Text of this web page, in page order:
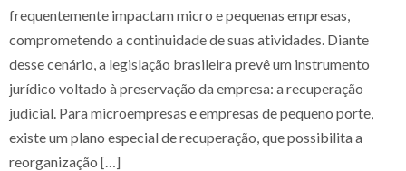
frequentemente impactam micro e pequenas empresas,
comprometendo a continuidade de suas atividades. Diante
desse cenário, a legislação brasileira prevê um instrumento
jurídico voltado à preservação da empresa: a recuperação
judicial. Para microempresas e empresas de pequeno porte,
existe um plano especial de recuperação, que possibilita a
reorganização […]